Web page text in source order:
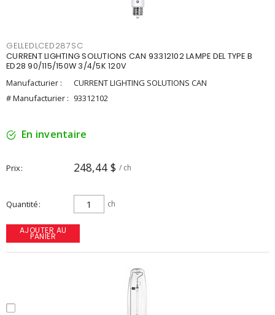
GELLEDLCED287SC
CURRENT LIGHTING SOLUTIONS CAN 93312102 LAMPE DEL TYPE B
ED28 90/115/150W 3/4/5K 120V
Manufacturier :
CURRENT LIGHTING SOLUTIONS CAN
# Manufacturier : 93312102
En inventaire
Prix 248,44 $ / ch
Quantité ch
AJOUTER AU
PANIER